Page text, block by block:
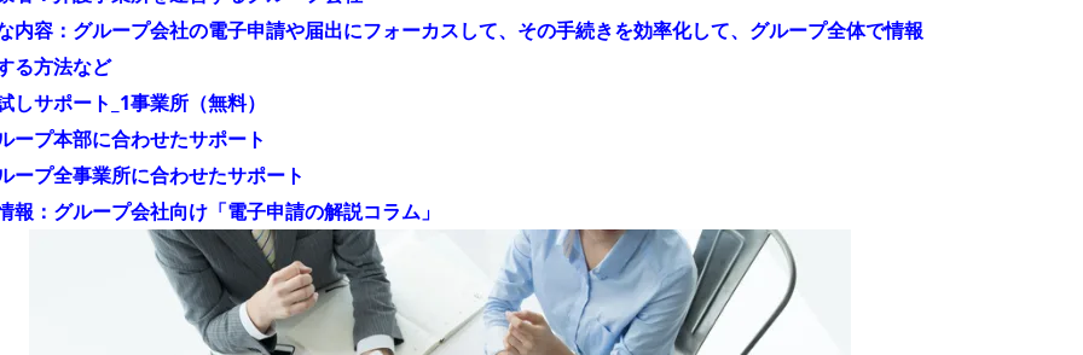
内容：グループ会社の電子申請や届出にフォーカスして、その手続きを効率化して、グループ全体で情報
る方法など
サポート_1事業所（無料）
ープ本部に合わせたサポート
ープ全事業所に合わせたサポート
報：グループ会社向け「電子申請の解説コラム」